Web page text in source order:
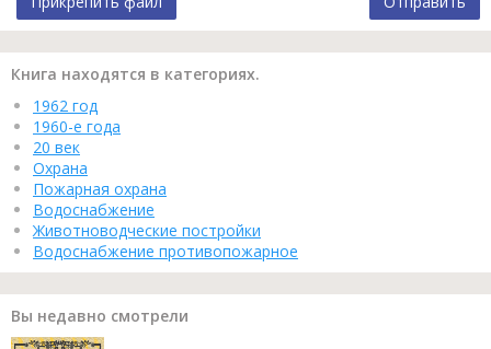
Книга находятся в категориях.
1962 год
1960-е года
20 век
Охрана
Пожарная охрана
Водоснабжение
Животноводческие постройки
Водоснабжение противопожарное
Вы недавно смотрели